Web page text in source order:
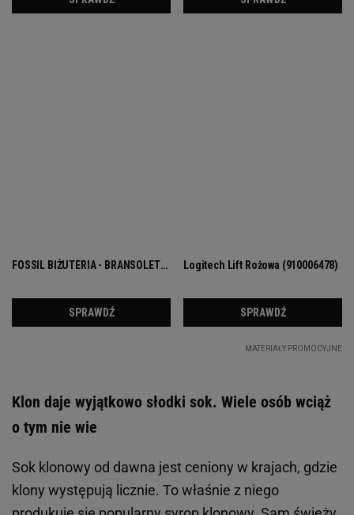
Klon daje wyjątkowo słodki sok. Wiele osób wciąż
o tym nie wie
Sok klonowy od dawna jest ceniony w krajach, gdzie
klony występują licznie. To właśnie z niego